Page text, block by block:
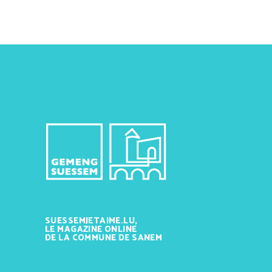
SUESSEMJETAIME.LU,
LE MAGAZINE ONLINE
DE LA COMMUNE DE SANEM